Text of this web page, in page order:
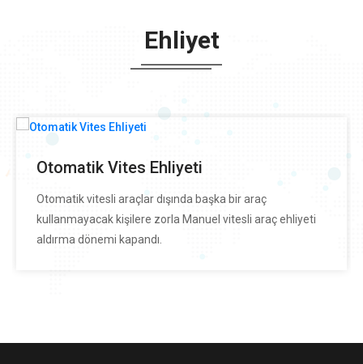
Ehliyet
Otomatik Vites Ehliyeti
Otomatik vitesli araçlar dışında başka bir araç
kullanmayacak kişilere zorla Manuel vitesli araç ehliyeti
aldırma dönemi kapandı.